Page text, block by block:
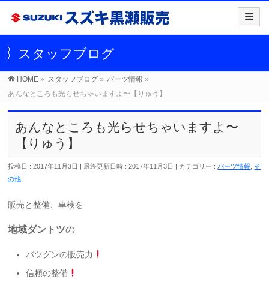
スタッフブログ
HOME » スタッフブログ » パーツ情報 »
あんなところも光らせちゃいますよ〜【りゅう】
あんなところも光らせちゃいますよ〜
【りゅう】
投稿日 : 2017年11月3日 最終更新日時 : 2017年11月3日 カテゴリー : パーツ情報
そ
の他
販売と整備、車検を
地域ダントツの
バツグンの販売力
信頼の整備